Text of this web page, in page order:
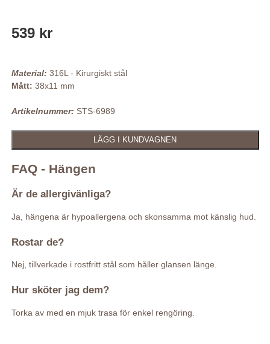
539 kr
Material: 316L - Kirurgiskt stål
Mått: 38x11 mm
Artikelnummer: STS-6989
FAQ - Hängen
Är de allergivänliga?
Ja, hängena är hypoallergena och skonsamma mot känslig hud.
Rostar de?
Nej, tillverkade i rostfritt stål som håller glansen länge.
Hur sköter jag dem?
Torka av med en mjuk trasa för enkel rengöring.